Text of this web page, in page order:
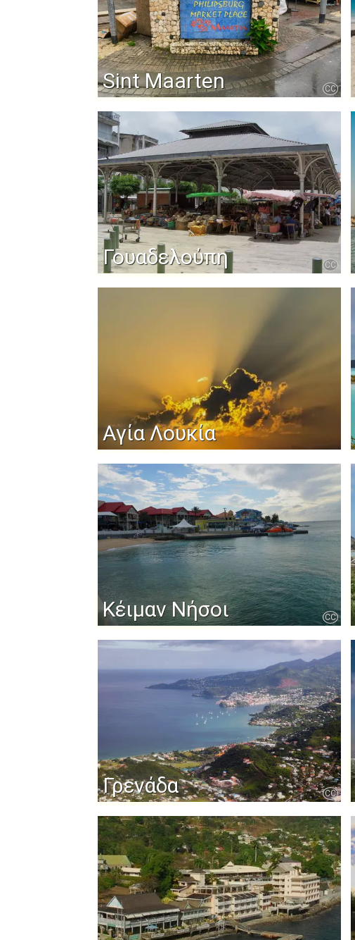
Sint Maarten CC
Γουαδελούπη CC
Αγία Λουκία
Κέιμαν Νήσοι CC
Γρενάδα CC